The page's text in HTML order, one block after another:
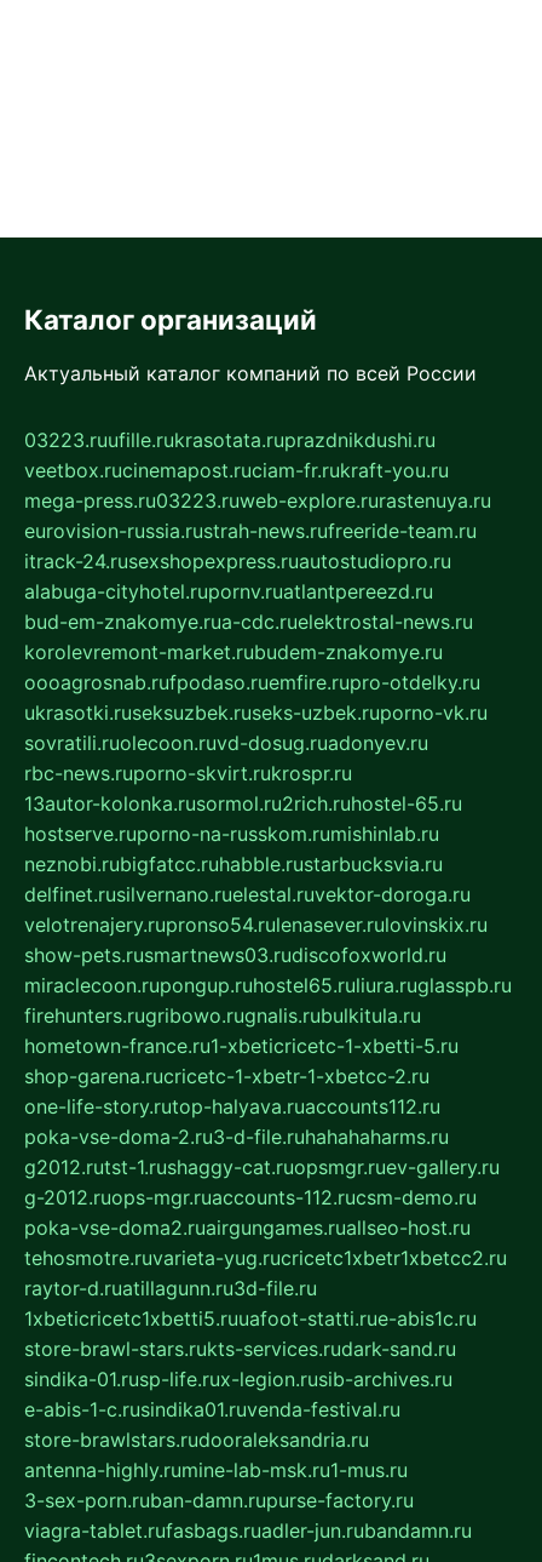
Каталог организаций
Актуальный каталог компаний по всей России
03223.ruufille.rukrasotata.ruprazdnikdushi.ru
veetbox.rucinemapost.ruciam-fr.rukraft-you.ru
mega-press.ru03223.ruweb-explore.rurastenuya.ru
eurovision-russia.rustrah-news.rufreeride-team.ru
itrack-24.rusexshopexpress.ruautostudiopro.ru
alabuga-cityhotel.rupornv.ruatlantpereezd.ru
bud-em-znakomye.rua-cdc.ruelektrostal-news.ru
korolevremont-market.rubudem-znakomye.ru
oooagrosnab.rufpodaso.ruemfire.rupro-otdelky.ru
ukrasotki.ruseksuzbek.ruseks-uzbek.ruporno-vk.ru
sovratili.ruolecoon.ruvd-dosug.ruadonyev.ru
rbc-news.ruporno-skvirt.rukrospr.ru
13autor-kolonka.rusormol.ru2rich.ruhostel-65.ru
hostserve.ruporno-na-russkom.rumishinlab.ru
neznobi.rubigfatcc.ruhabble.rustarbucksvia.ru
delfinet.rusilvernano.ruelestal.ruvektor-doroga.ru
velotrenajery.rupronso54.rulenasever.rulovinskix.ru
show-pets.rusmartnews03.rudiscofoxworld.ru
miraclecoon.rupongup.ruhostel65.ruliura.ruglasspb.ru
firehunters.rugribowo.rugnalis.rubulkitula.ru
hometown-france.ru1-xbeticricetc-1-xbetti-5.ru
shop-garena.rucricetc-1-xbetr-1-xbetcc-2.ru
one-life-story.rutop-halyava.ruaccounts112.ru
poka-vse-doma-2.ru3-d-file.ruhahahaharms.ru
g2012.rutst-1.rushaggy-cat.ruopsmgr.ruev-gallery.ru
g-2012.ruops-mgr.ruaccounts-112.rucsm-demo.ru
poka-vse-doma2.ruairgungames.ruallseo-host.ru
tehosmotre.ruvarieta-yug.rucricetc1xbetr1xbetcc2.ru
raytor-d.ruatillagunn.ru3d-file.ru
1xbeticricetc1xbetti5.ruuafoot-statti.rue-abis1c.ru
store-brawl-stars.rukts-services.rudark-sand.ru
sindika-01.rusp-life.rux-legion.rusib-archives.ru
e-abis-1-c.rusindika01.ruvenda-festival.ru
store-brawlstars.rudooraleksandria.ru
antenna-highly.rumine-lab-msk.ru1-mus.ru
3-sex-porn.ruban-damn.rupurse-factory.ru
viagra-tablet.rufasbags.ruadler-jun.rubandamn.ru